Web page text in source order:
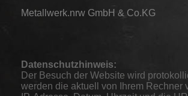
Metallwerk.nrw GmbH & Co.KG
Datenschutzhinweis:
Der Besuch der Website wird
werden die aktuell von Ihrem Rechner